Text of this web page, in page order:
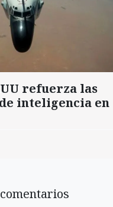
refuerza las
inteligencia en